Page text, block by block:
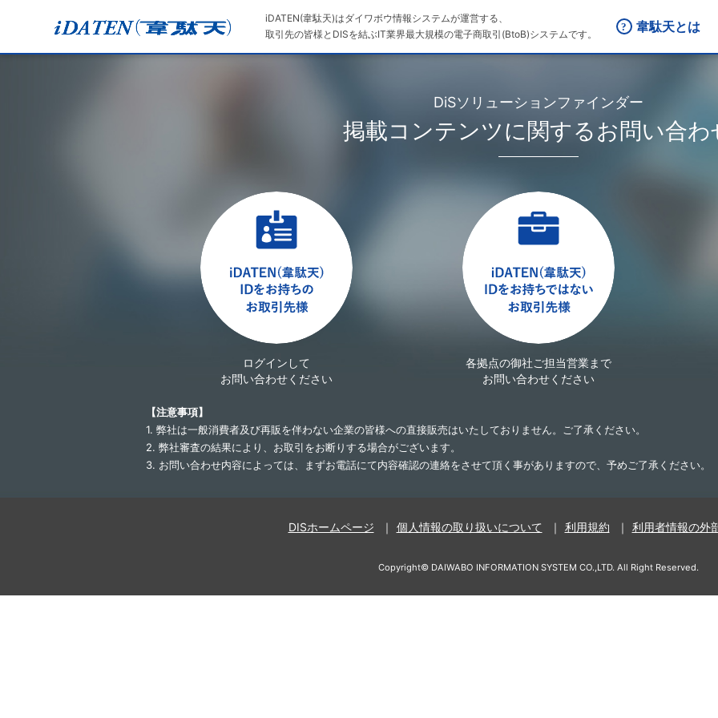
iDATEN(韋駄天)はダイワボウ情報システムが運営する、
取引先の皆様とDISを結ぶIT業界最大規模の電子商取引(BtoB)システムです。
韋駄天とは
DiSソリューションファインダー
掲載コンテンツに関するお問い合わ
ログインして
お問い合わせください
各拠点の御社ご担当営業まで
お問い合わせください
【注意事項】
1. 弊社は一般消費者及び再販を伴わない企業の皆様への直接販売はいたしておりません。ご了承ください。
2. 弊社審査の結果により、お取引をお断りする場合がございます。
3. お問い合わせ内容によっては、まずお電話にて内容確認の連絡をさせて頂く事がありますので、予めご了承ください。
DISホームページ 個人情報の取り扱いについて 利用規約 利用者情報の外
Copyright© DAIWABO INFORMATION SYSTEM CO.,LTD. All Right Reserved.